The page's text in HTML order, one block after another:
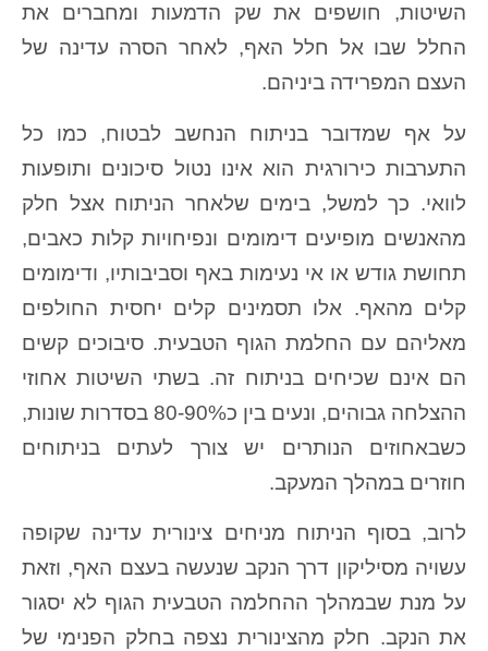
השיטות, חושפים את שק הדמעות ומחברים את
החלל שבו אל חלל האף, לאחר הסרה עדינה של
העצם המפרידה ביניהם.
על אף שמדובר בניתוח הנחשב לבטוח, כמו כל
התערבות כירורגית הוא אינו נטול סיכונים ותופעות
לוואי. כך למשל, בימים שלאחר הניתוח אצל חלק
מהאנשים מופיעים דימומים ונפיחויות קלות כאבים,
תחושת גודש או אי נעימות באף וסביבותיו, ודימומים
קלים מהאף. אלו תסמינים קלים יחסית החולפים
מאליהם עם החלמת הגוף הטבעית. סיבוכים קשים
הם אינם שכיחים בניתוח זה. בשתי השיטות אחוזי
ההצלחה גבוהים, ונעים בין כ80-90% בסדרות שונות,
כשבאחוזים הנותרים יש צורך לעתים בניתוחים
חוזרים במהלך המעקב.
לרוב, בסוף הניתוח מניחים צינורית עדינה שקופה
עשויה מסיליקון דרך הנקב שנעשה בעצם האף, וזאת
על מנת שבמהלך ההחלמה הטבעית הגוף לא יסגור
את הנקב. חלק מהצינורית נצפה בחלק הפנימי של